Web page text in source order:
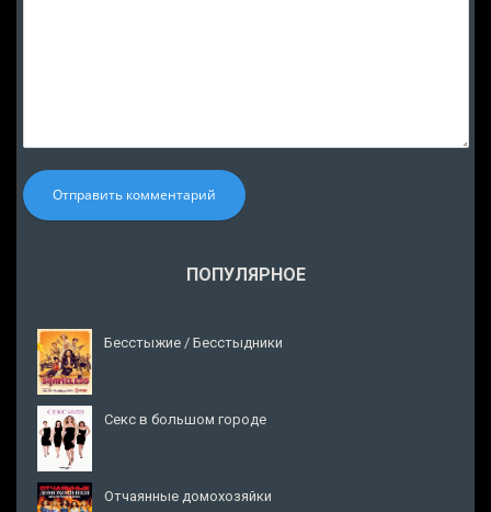
Отправить комментарий
ПОПУЛЯРНОЕ
Бесстыжие / Бесстыдники
Секс в большом городе
Отчаянные домохозяйки